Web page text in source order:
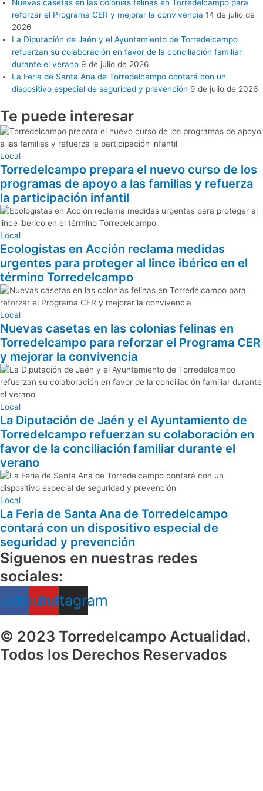
Nuevas casetas en las colonias felinas en Torredelcampo para
reforzar el Programa CER y mejorar la convivencia 14 de julio de
2026
La Diputación de Jaén y el Ayuntamiento de Torredelcampo
refuerzan su colaboración en favor de la conciliación familiar
durante el verano 9 de julio de 2026
La Feria de Santa Ana de Torredelcampo contará con un
dispositivo especial de seguridad y prevención 9 de julio de 2026
Te puede interesar
Local
Torredelcampo prepara el nuevo curso de los
programas de apoyo a las familias y refuerza
la participación infantil
Local
Ecologistas en Acción reclama medidas
urgentes para proteger al lince ibérico en el
término Torredelcampo
Local
Nuevas casetas en las colonias felinas en
Torredelcampo para reforzar el Programa CER
y mejorar la convivencia
Local
La Diputación de Jaén y el Ayuntamiento de
Torredelcampo refuerzan su colaboración en
favor de la conciliación familiar durante el
verano
Local
La Feria de Santa Ana de Torredelcampo
contará con un dispositivo especial de
seguridad y prevención
Siguenos en nuestras redes
sociales:
Youtube
Instagram
© 2023 Torredelcampo Actualidad.
Todos los Derechos Reservados